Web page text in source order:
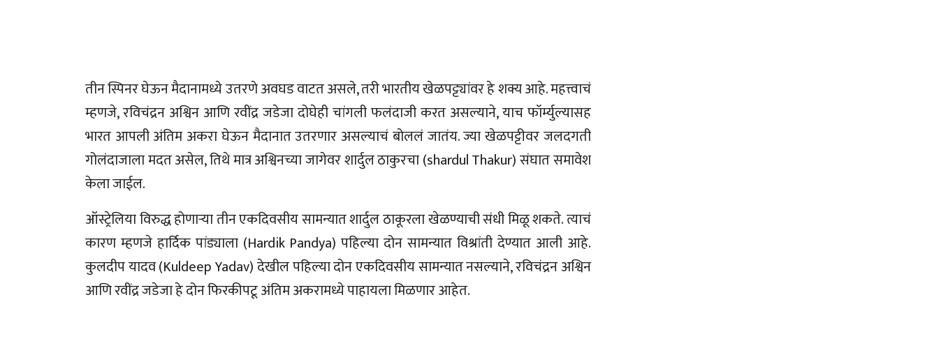
तीन स्पिनर घेऊन मैदानामध्ये उतरणे अवघड वाटत असले, तरी भारतीय खेळपट्ट्यांवर हे शक्य आहे. महत्त्वाचं
म्हणजे, रविचंद्रन अश्विन आणि रवींद्र जडेजा दोघेही चांगली फलंदाजी करत असल्याने, याच फॉर्म्युल्यासह
भारत आपली अंतिम अकरा घेऊन मैदानात उतरणार असल्याचं बोललं जातंय. ज्या खेळपट्टीवर जलदगती
गोलंदाजाला मदत असेल, तिथे मात्र अश्विनच्या जागेवर शार्दुल ठाकुरचा (shardul Thakur) संघात समावेश
केला जाईल.
ऑस्ट्रेलिया विरुद्ध होणाऱ्या तीन एकदिवसीय सामन्यात शार्दुल ठाकूरला खेळण्याची संधी मिळू शकते. त्याचं
कारण म्हणजे हार्दिक पांड्याला (Hardik Pandya) पहिल्या दोन सामन्यात विश्रांती देण्यात आली आहे.
कुलदीप यादव (Kuldeep Yadav) देखील पहिल्या दोन एकदिवसीय सामन्यात नसल्याने, रविचंद्रन अश्विन
आणि रवींद्र जडेजा हे दोन फिरकीपटू अंतिम अकरामध्ये पाहायला मिळणार आहेत.